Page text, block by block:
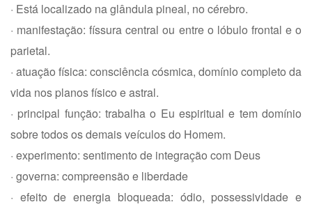
· Está localizado na glândula pineal, no cérebro.
· manifestação: físsura central ou entre o lóbulo frontal e o
parietal.
· atuação física: consciência cósmica, domínio completo da
vida nos planos físico e astral.
· principal função: trabalha o Eu espiritual e tem domínio
sobre todos os demais veículos do Homem.
· experimento: sentimento de integração com Deus
· governa: compreensão e liberdade
· efeito de energia bloqueada: ódio, possessividade e